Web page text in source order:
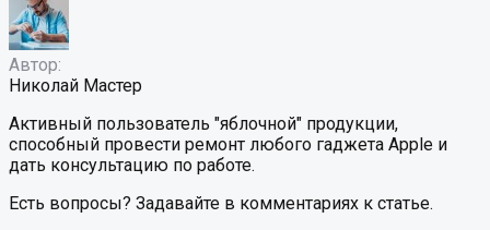
Автор:
Николай Мастер
Активный пользователь "яблочной" продукции,
способный провести ремонт любого гаджета Apple и
дать консультацию по работе.
Есть вопросы? Задавайте в комментариях к статье.